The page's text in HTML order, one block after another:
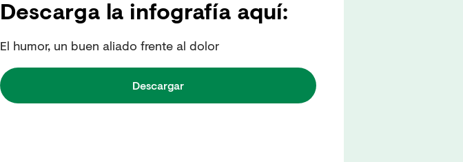
Descarga la infografía aquí:
El humor, un buen aliado frente al dolor
Descargar